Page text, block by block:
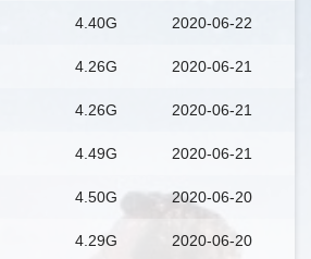
4.40G 2020-06-22
4.26G 2020-06-21
4.26G 2020-06-21
4.49G 2020-06-21
4.50G 2020-06-20
4.29G 2020-06-20